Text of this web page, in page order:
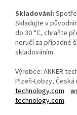
Skladování:
Skladujte v
do 30 °C, chraňte
neručí za případné
skladováním.
Výrobce: ANKER
Plzeň-Lobzy, Česká
technology.com
technology.com